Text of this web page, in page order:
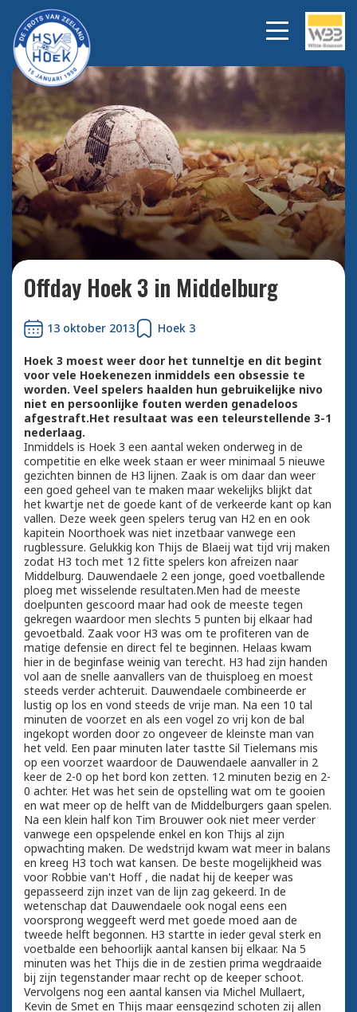
Bekijk alle foto's
Offday Hoek 3 in Middelburg
13 oktober 2013 Hoek 3
Hoek 3 moest weer door het tunneltje en dit begint
voor vele Hoekenezen inmiddels een obsessie te
worden. Veel spelers haalden hun gebruikelijke nivo
niet en persoonlijke fouten werden genadeloos
afgestraft.Het resultaat was een teleurstellende 3-1
nederlaag.
Inmiddels is Hoek 3 een aantal weken onderweg in de
competitie en elke week staan er weer minimaal 5 nieuwe
gezichten binnen de H3 lijnen. Zaak is om daar dan weer
een goed geheel van te maken maar wekelijks blijkt dat
het kwartje net de goede kant of de verkeerde kant op kan
vallen. Deze week geen spelers terug van H2 en en ook
kapitein Noorthoek was niet inzetbaar vanwege een
rugblessure. Gelukkig kon Thijs de Blaeij wat tijd vrij maken
zodat H3 toch met 12 fitte spelers kon afreizen naar
Middelburg. Dauwendaele 2 een jonge, goed voetballende
ploeg met wisselende resultaten.Men had de meeste
doelpunten gescoord maar had ook de meeste tegen
gekregen waardoor men slechts 5 punten bij elkaar had
gevoetbald. Zaak voor H3 was om te profiteren van de
matige defensie en direct fel te beginnen. Helaas kwam
hier in de beginfase weinig van terecht. H3 had zijn handen
vol aan de snelle aanvallers van de thuisploeg en moest
steeds verder achteruit. Dauwendaele combineerde er
lustig op los en vond steeds de vrije man. Na een 10 tal
minuten de voorzet en als een vogel zo vrij kon de bal
ingekopt worden door zo ongeveer de kleinste man van
het veld. Een paar minuten later tastte Sil Tielemans mis
op een voorzet waardoor de Dauwendaele aanvaller in 2
keer de 2-0 op het bord kon zetten. 12 minuten bezig en 2-
0 achter. Het was het sein de opstelling wat om te gooien
en wat meer op de helft van de Middelburgers gaan spelen.
Na een klein half kon Tim Brouwer ook niet meer verder
vanwege een opspelende enkel en kon Thijs al zijn
opwachting maken. De wedstrijd kwam wat meer in balans
en kreeg H3 toch wat kansen. De beste mogelijkheid was
voor Robbie van't Hoff , die nadat hij de keeper was
gepasseerd zijn inzet van de lijn zag gekeerd. In de
wetenschap dat Dauwendaele ook nogal eens een
voorsprong weggeeft werd met goede moed aan de
tweede helft begonnen. H3 startte in ieder geval sterk en
voetbalde een behoorlijk aantal kansen bij elkaar. Na 5
minuten was het Thijs die in de zestien prima wegdraaide
bij zijn tegenstander maar recht op de keeper schoot.
Vervolgens nog een aantal kansen via Michel Mullaert,
Kevin de Smet en Thijs maar eensgezind schoten zij allen